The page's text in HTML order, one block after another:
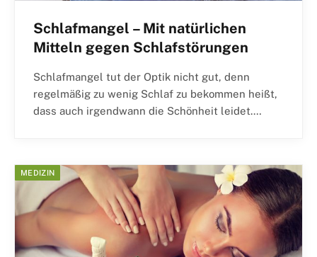
Schlafmangel – Mit natürlichen
Mitteln gegen Schlafstörungen
Schlafmangel tut der Optik nicht gut, denn
regelmäßig zu wenig Schlaf zu bekommen heißt,
dass auch irgendwann die Schönheit leidet.…
MEDIZIN